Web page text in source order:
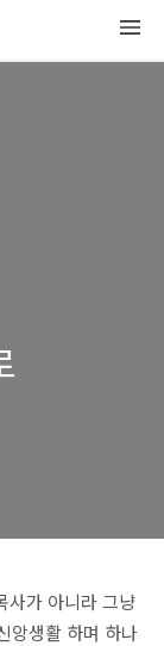
사가 아니라 그냥
앙생활 하며 하나